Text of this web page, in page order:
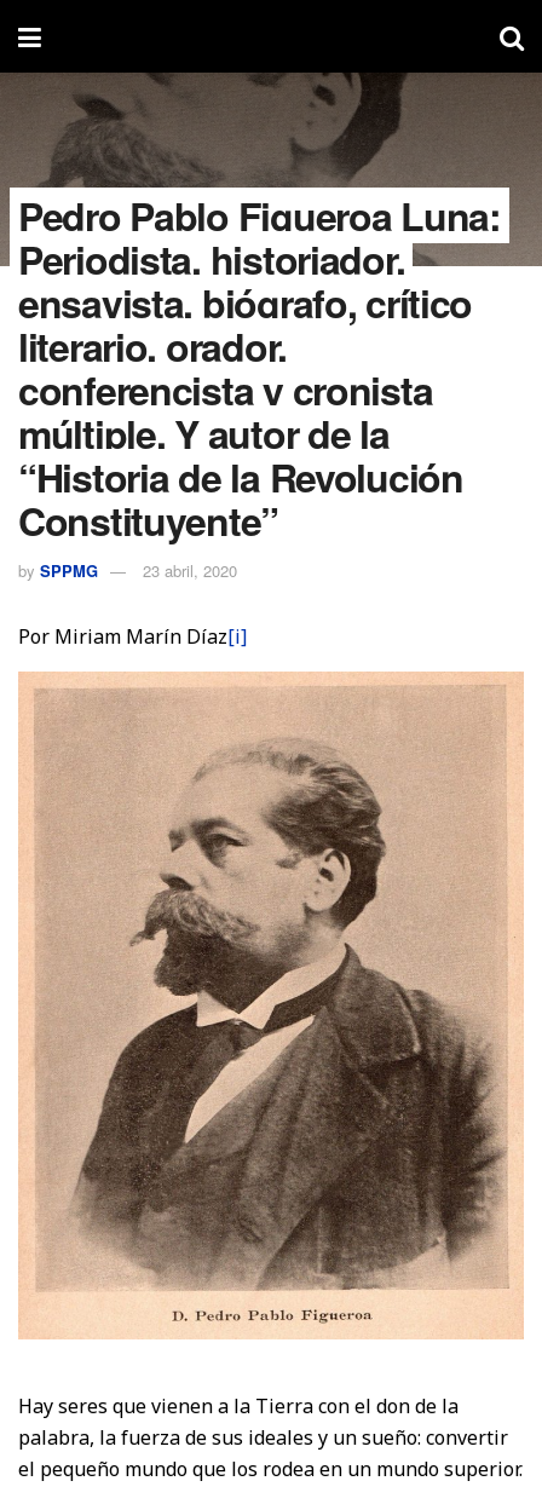
Pedro Pablo Figueroa Luna:
Periodista, historiador,
ensayista, biógrafo, crítico
literario, orador,
conferencista y cronista
múltiple. Y autor de la
“Historia de la Revolución
Constituyente”
by SPPMG 23 abril, 2020
Por Miriam Marín Díaz[i]
Hay seres que vienen a la Tierra con el don de la
palabra, la fuerza de sus ideales y un sueño: convertir
el pequeño mundo que los rodea en un mundo superior.